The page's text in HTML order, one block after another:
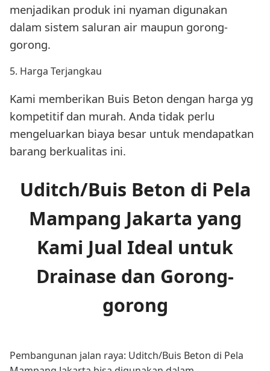
menjadikan produk ini nyaman digunakan
dalam sistem saluran air maupun gorong-
gorong.
5. Harga Terjangkau
Kami memberikan Buis Beton dengan harga yg
kompetitif dan murah. Anda tidak perlu
mengeluarkan biaya besar untuk mendapatkan
barang berkualitas ini.
Uditch/Buis Beton di Pela
Mampang Jakarta yang
Kami Jual Ideal untuk
Drainase dan Gorong-
gorong
Pembangunan jalan raya: Uditch/Buis Beton di Pela